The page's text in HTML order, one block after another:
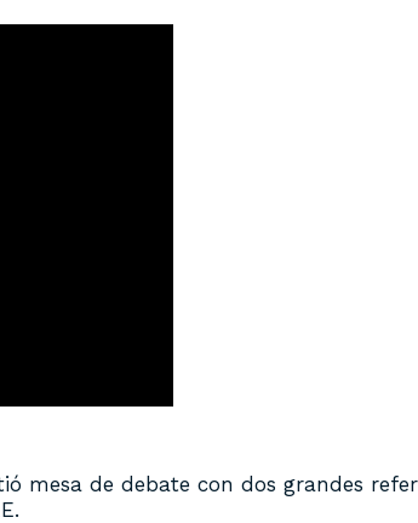
mesa de debate con dos grandes